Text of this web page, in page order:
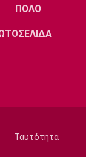
ΠΟΛΟ
Ταυτότητα